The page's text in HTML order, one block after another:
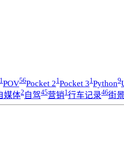
1POV56Pocket 21Pocket 31Python9
媒体2自驾45营销1行车记录46街景